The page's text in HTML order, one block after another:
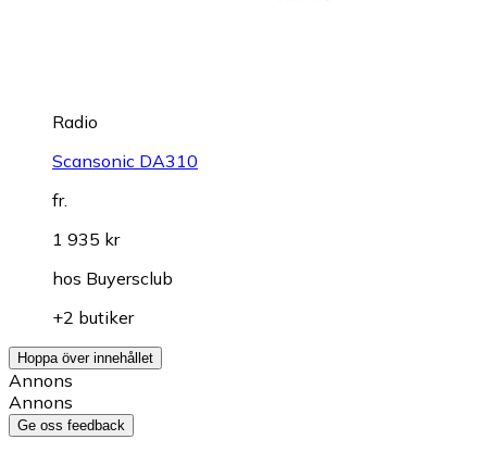
Radio
Scansonic DA310
fr.
1 935 kr
hos Buyersclub
+2 butiker
Hoppa över innehållet
Annons
Annons
Ge oss feedback